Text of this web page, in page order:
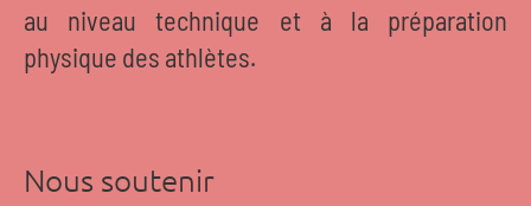
au niveau technique et à la préparation
physique des athlètes.
Nous soutenir